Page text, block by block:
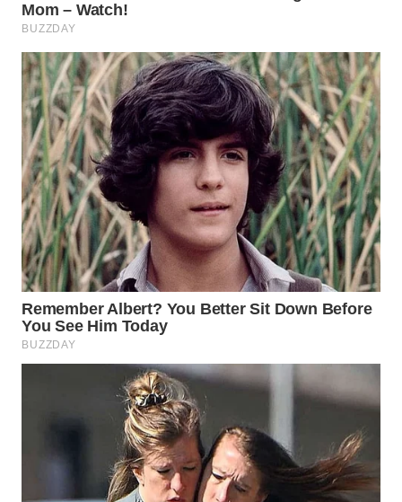
WN
WN
BORNEO
Wahana
Media
Group
WAHANA
NEWS
WAHANA
TANI
WAHANA
WAHANA
INFRASTRUKTUR